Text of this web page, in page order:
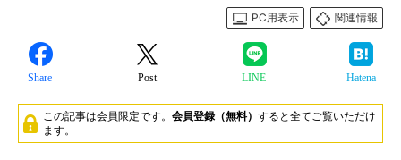
PC用表示
関連情報
Share Post LINE Hatena
この記事は会員限定です。 会員登録（無料） すると全てご覧いただけ
ます。